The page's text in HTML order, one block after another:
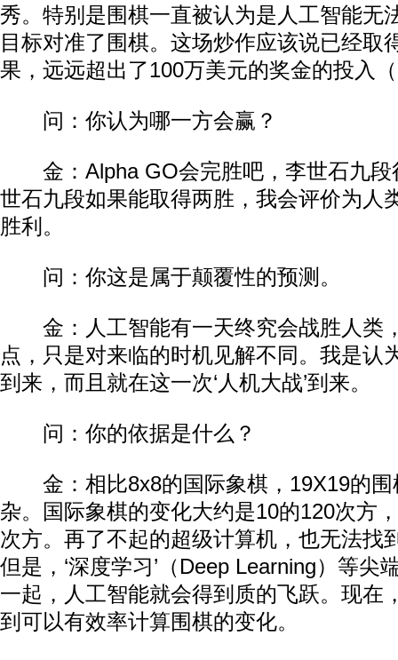
秀。特别是围棋一直被认为是人工智能无
目标对准了围棋。这场炒作应该说已经取
果，远远超出了100万美元的奖金的投入
问：你认为哪一方会赢？
金：Alpha GO会完胜吧，李世石九段
世石九段如果能取得两胜，我会评价为人
胜利。
问：你这是属于颠覆性的预测。
金：人工智能有一天终究会战胜人类
点，只是对来临的时机见解不同。我是认
到来，而且就在这一次‘人机大战’到来。
问：你的依据是什么？
金：相比8x8的国际象棋，19X19的围
杂。国际象棋的变化大约是10的120次方
次方。再了不起的超级计算机，也无法找
但是，‘深度学习’（Deep Learning）等尖
一起，人工智能就会得到质的飞跃。现在
到可以有效率计算围棋的变化。